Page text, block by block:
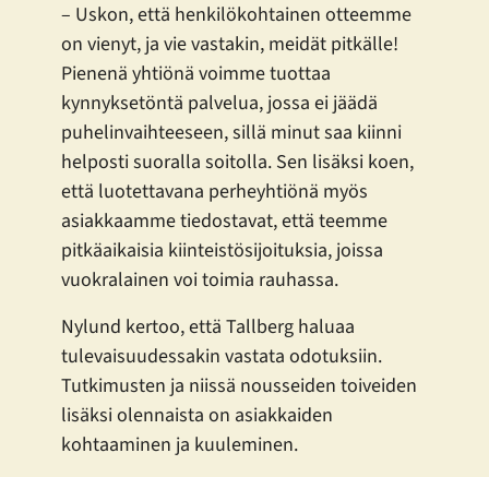
– Uskon, että henkilökohtainen otteemme
on vienyt, ja vie vastakin, meidät pitkälle!
Pienenä yhtiönä voimme tuottaa
kynnyksetöntä palvelua, jossa ei jäädä
puhelinvaihteeseen, sillä minut saa kiinni
helposti suoralla soitolla. Sen lisäksi koen,
että luotettavana perheyhtiönä myös
asiakkaamme tiedostavat, että teemme
pitkäaikaisia kiinteistösijoituksia, joissa
vuokralainen voi toimia rauhassa.
Nylund kertoo, että Tallberg haluaa
tulevaisuudessakin vastata odotuksiin.
Tutkimusten ja niissä nousseiden toiveiden
lisäksi olennaista on asiakkaiden
kohtaaminen ja kuuleminen.